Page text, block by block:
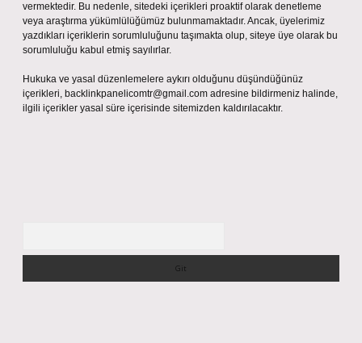
vermektedir. Bu nedenle, sitedeki içerikleri proaktif olarak denetleme
veya araştırma yükümlülüğümüz bulunmamaktadır. Ancak, üyelerimiz
yazdıkları içeriklerin sorumluluğunu taşımakta olup, siteye üye olarak bu
sorumluluğu kabul etmiş sayılırlar.
Hukuka ve yasal düzenlemelere aykırı olduğunu düşündüğünüz
içerikleri, backlinkpanelicomtr@gmail.com adresine bildirmeniz halinde,
ilgili içerikler yasal süre içerisinde sitemizden kaldırılacaktır.